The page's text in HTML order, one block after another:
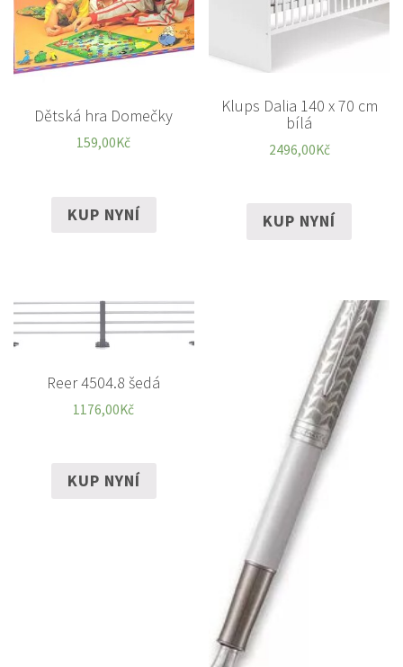
Dětská hra Domečky
159,00Kč
KUP NYNÍ
Klups Dalia 140 x 70 cm
bílá
2496,00Kč
KUP NYNÍ
Reer 4504.8 šedá
1176,00Kč
KUP NYNÍ